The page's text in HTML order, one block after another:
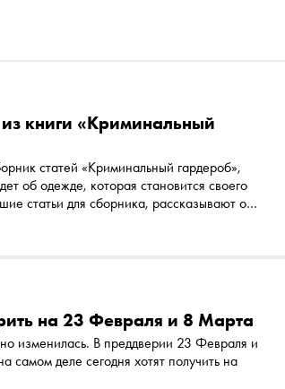
книги «Криминальный
статей «Криминальный гардероб»,
об одежде, которая становится своего
статьи для сборника, рассказывают о
на 23 Февраля и 8 Марта
изменилась. В преддверии 23 Февраля и
деле сегодня хотят получить на